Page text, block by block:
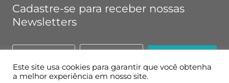
Cadastre-se para receber nossas
Newsletters
mail
Aceito receber e-mail daPGL Brasil.
Este site usa cookies para garantir que você obtenha
a melhor experiência em nosso site.